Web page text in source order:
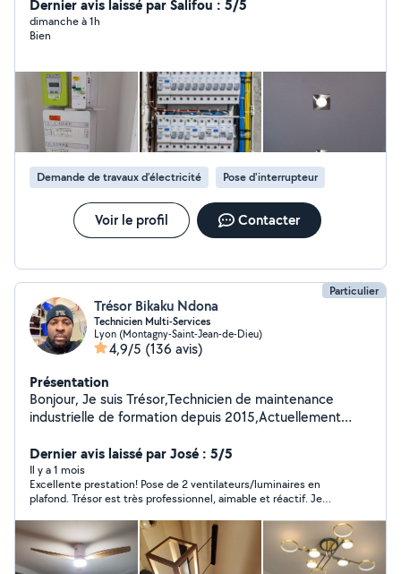
Dernier avis laissé par Salifou : 5/5
dimanche à 1h
Bien
Demande de travaux d’électricité Pose d'interrupteur
Voir le profil Contacter
Particulier
Trésor Bikaku Ndona
Technicien Multi-Services
Lyon (Montagny-Saint-Jean-de-Dieu)
4,9/5 (136 avis)
Présentation
Bonjour, Je suis Trésor,Technicien de maintenance
industrielle de formation depuis 2015,Actuellement
passionné de bricolage et petits travaux! J'ai plusieurs
cordes sur à mon arc et propose mes services pour:
Montages et installations cuisine. Montages de tout
type de meubles. pose parquet,sol,tapis collant.ect
Peinture ( intérieur et extérieur) et papiers peints.
Dépannage et changement de pièces Électriques. Pose
objets murales : meuble mural,Écran et autres Et toutes
Dernier avis laissé par José : 5/5
Il y a 1 mois
Excellente prestation! Pose de 2 ventilateurs/luminaires en
plafond. Trésor est très professionnel, aimable et réactif. Je